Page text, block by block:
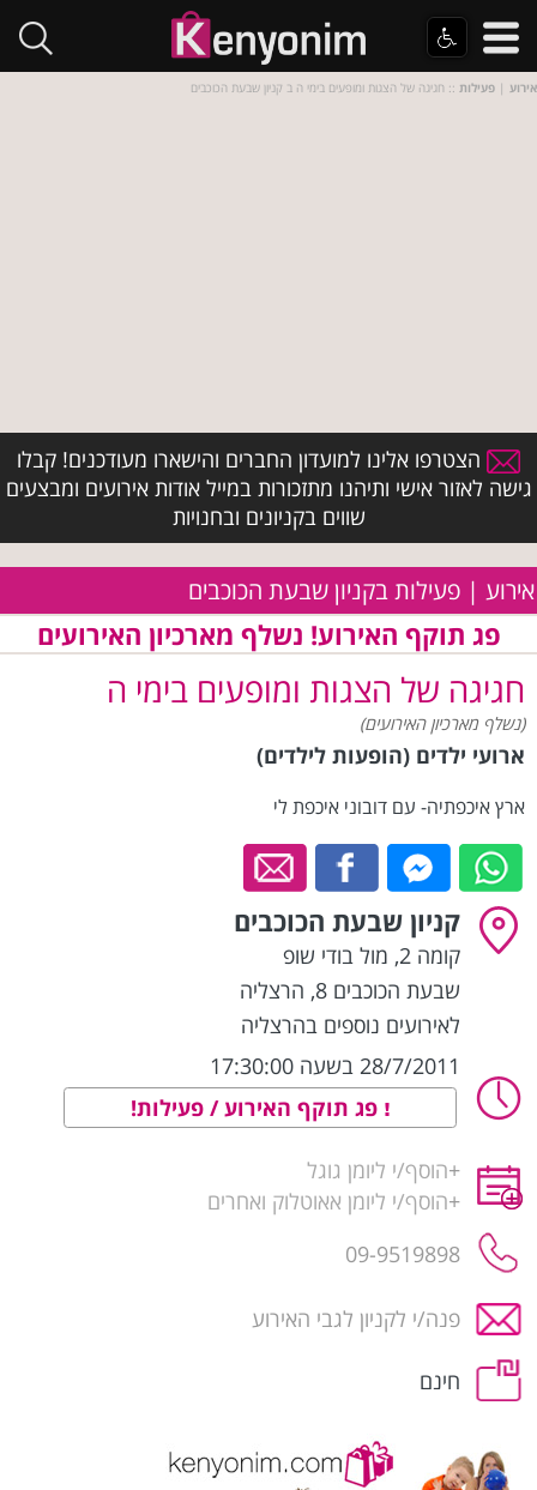
אירוע | פעילות :: חגיגה של הצגות ומופעים בימי ה ב קניון שבעת הכוכבים
הצטרפו אלינו למועדון החברים והישארו מעודכנים! קבלו
גישה לאזור אישי ותיהנו מתזכורות במייל אודות אירועים ומבצעים
שווים בקניונים ובחנויות
אירוע | פעילות בקניון שבעת הכוכבים
פג תוקף האירוע! נשלף מארכיון האירועים
חגיגה של הצגות ומופעים בימי ה
(נשלף מארכיון האירועים)
ארועי ילדים (הופעות לילדים)
ארץ איכפתיה- עם דובוני איכפת לי
קניון שבעת הכוכבים
קומה 2, מול בודי שופ
שבעת הכוכבים 8
, הרצליה
לאירועים נוספים בהרצליה
28/7/2011 בשעה 17:30:00
פג תוקף האירוע / פעילות!
+הוסף/י ליומן גוגל
+הוסף/י ליומן אאוטלוק ואחרים
09-9519898
פנה/י לקניון לגבי האירוע
חינם